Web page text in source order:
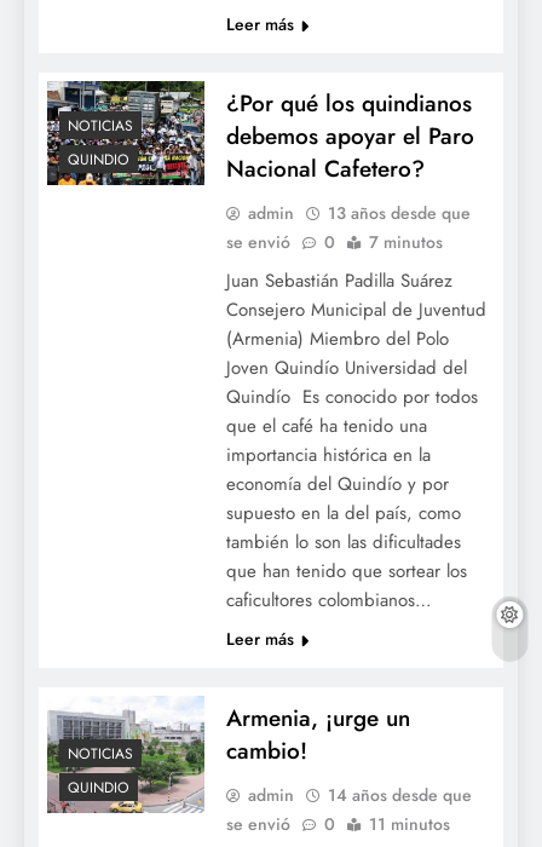
Leer más
NOTICIAS
QUINDIO
¿Por qué los quindianos
debemos apoyar el Paro
Nacional Cafetero?
admin
13 años desde que
se envió
0 7 minutos
Juan Sebastián Padilla Suárez
Consejero Municipal de Juventud
(Armenia) Miembro del Polo
Joven Quindío Universidad del
Quindío Es conocido por todos
que el café ha tenido una
importancia histórica en la
economía del Quindío y por
supuesto en la del país, como
también lo son las dificultades
que han tenido que sortear los
caficultores colombianos…
Leer más
NOTICIAS
QUINDIO
Armenia, ¡urge un
cambio!
admin
14 años desde que
se envió
0 11 minutos